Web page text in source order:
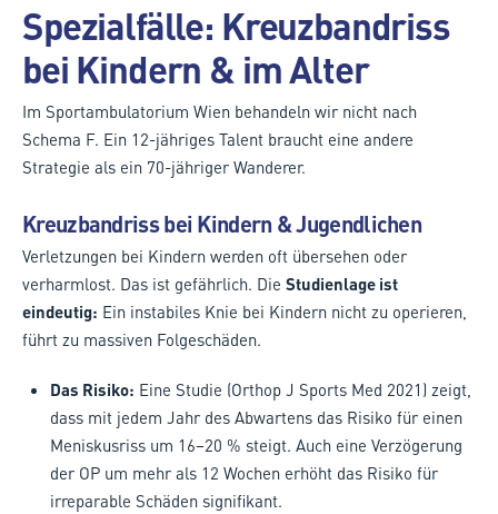
Spezialfälle: Kreuzbandriss
bei Kindern & im Alter
Im Sportambulatorium Wien behandeln wir nicht nach
Schema F. Ein 12-jähriges Talent braucht eine andere
Strategie als ein 70-jähriger Wanderer.
Kreuzbandriss bei Kindern & Jugendlichen
Verletzungen bei Kindern werden oft übersehen oder
verharmlost. Das ist gefährlich. Die Studienlage ist
eindeutig: Ein instabiles Knie bei Kindern nicht zu operieren,
führt zu massiven Folgeschäden.
Das Risiko: Eine Studie (Orthop J Sports Med 2021) zeigt,
dass mit jedem Jahr des Abwartens das Risiko für einen
Meniskusriss um 16–20 % steigt. Auch eine Verzögerung
der OP um mehr als 12 Wochen erhöht das Risiko für
irreparable Schäden signifikant.